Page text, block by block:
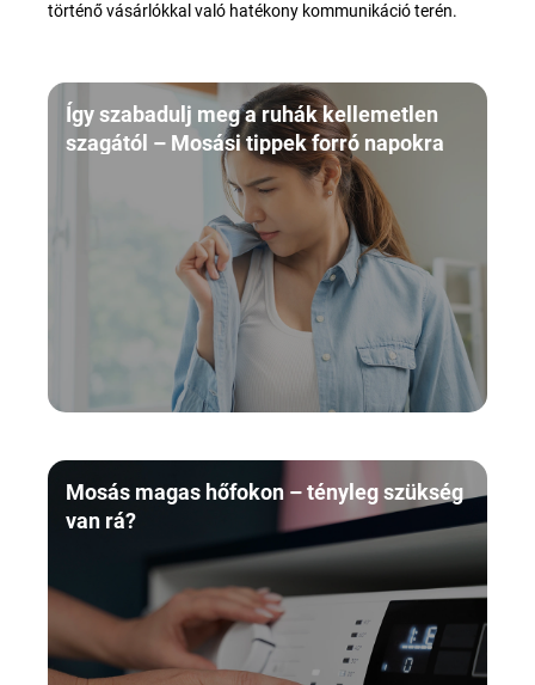
történő vásárlókkal való hatékony kommunikáció terén.
Így szabadulj meg a ruhák kellemetlen
szagától – Mosási tippek forró napokra
Mosás magas hőfokon – tényleg szükség
van rá?